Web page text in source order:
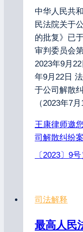
中华人民共
民法院关于
的批复》已
审判委员会
2023年9月
年9月22日
于公司解散
（2023年7
王康律师邀
司解散纠纷
〔2023〕9号
司法解释
最高人民